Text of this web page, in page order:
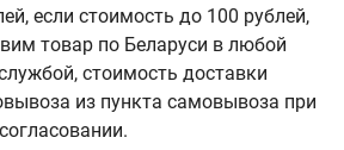
если стоимость до 100 рублей,
товар по Беларуси в любой
стоимость доставки
из пункта самовывоза при